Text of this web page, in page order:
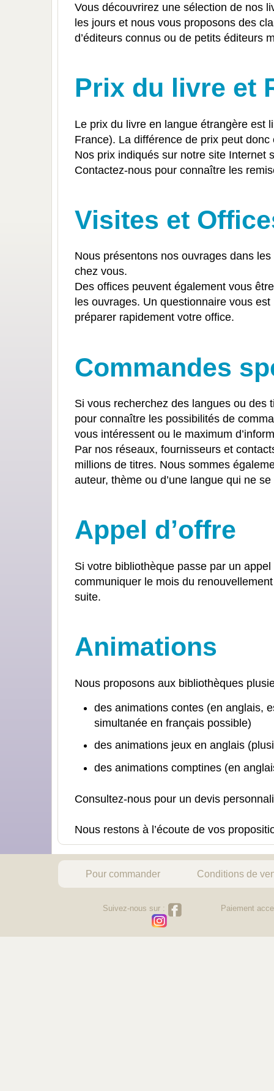
Vous découvrirez une sélection de nos
les jours et nous vous proposons des
d’éditeurs connus ou de petits éditeurs
Prix du livre et
Le prix du livre en langue étrangère est
France). La différence de prix peut
Nos prix indiqués sur notre site Internet
Contactez-nous pour connaître les
Visites et
Nous présentons nos ouvrages dans
chez vous.
Des offices peuvent également vous
les ouvrages. Un questionnaire vous
préparer rapidement votre office.
Commandes
Si vous recherchez des langues ou des
pour connaître les possibilités de
vous intéressent ou le maximum
Par nos réseaux, fournisseurs et
millions de titres. Nous sommes
auteur, thème ou d’une langue qui ne
Appel d’offre
Si votre bibliothèque passe par un
communiquer le mois du
suite.
Animations
Nous proposons aux bibliothèques
des animations contes (en anglais,
simultanée en français possible)
des animations jeux en anglais
des animations comptines (en
Consultez-nous pour un devis
Nous restons à l’écoute de vos
Pour commander Conditions de
Suivez-nous sur : Paiement